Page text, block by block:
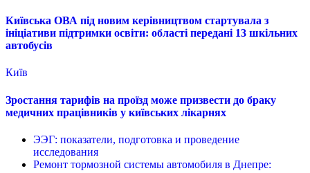
Київська ОВА під новим керівництвом стартувала з
ініціативи підтримки освіти: області передані 13 шкільних
автобусів
Київ
Зростання тарифів на проїзд може призвести до браку
медичних працівників у київських лікарнях
ЭЭГ: показатели, подготовка и проведение
исследования
Ремонт тормозной системы автомобиля в Днепре: